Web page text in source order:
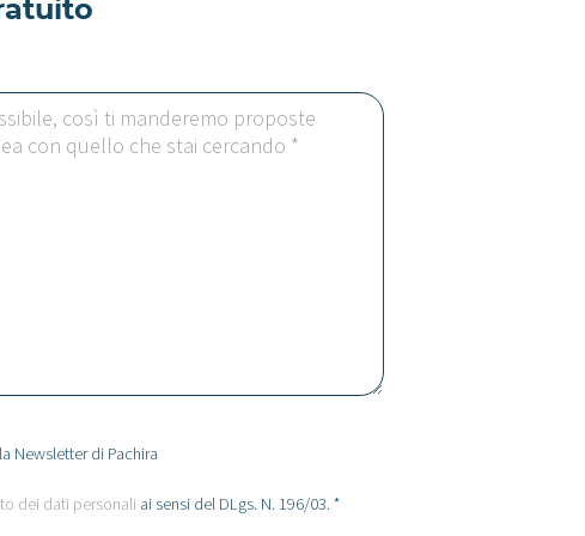
Newsletter di Pachira
dei dati personali ai sensi del DLgs. N. 196/03. *